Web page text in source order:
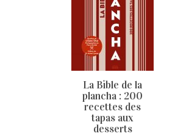
La Bible de la
plancha : 200
recettes des
tapas aux
desserts